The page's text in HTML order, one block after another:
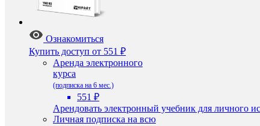
Ознакомиться
Купить доступ от 551 ₽
Аренда электронного
курса
(подписка на 6 мес.)
551 ₽
Арендовать электронный учебник для личного
Личная подписка на всю